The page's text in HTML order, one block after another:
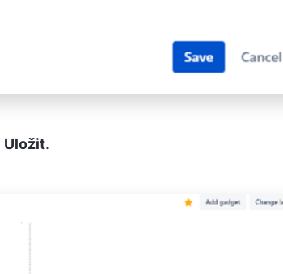
Uložit.